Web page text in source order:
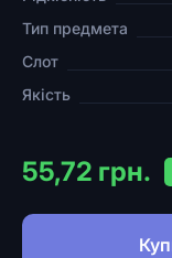
Тип предмета
Слот
Якість
55,72 грн.